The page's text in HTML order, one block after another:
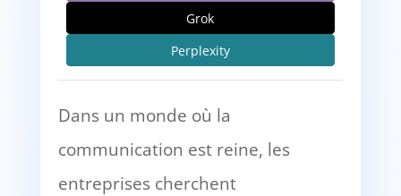
Grok
Perplexity
Dans un monde où la
communication est reine, les
entreprises cherchent